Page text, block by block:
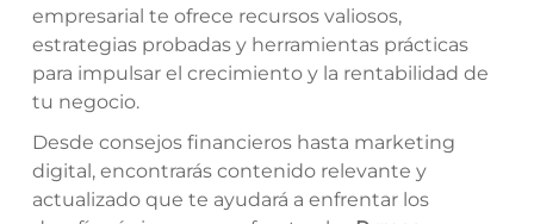
empresarial te ofrece recursos valiosos,
estrategias probadas y herramientas prácticas
para impulsar el crecimiento y la rentabilidad de
tu negocio.
Desde consejos financieros hasta marketing
digital, encontrarás contenido relevante y
actualizado que te ayudará a enfrentar los